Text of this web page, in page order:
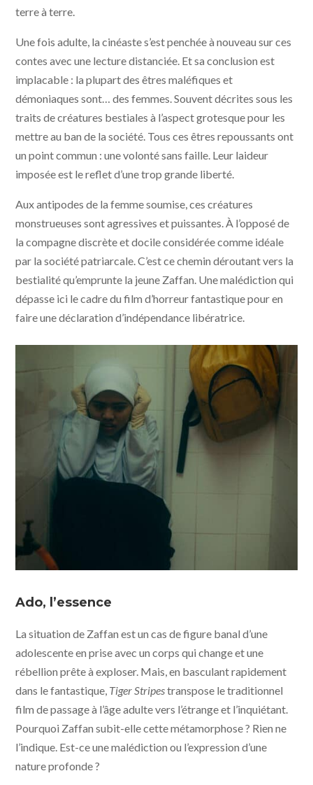
terre à terre.
Une fois adulte, la cinéaste s’est penchée à nouveau sur ces
contes avec une lecture distanciée. Et sa conclusion est
implacable : la plupart des êtres maléfiques et
démoniaques sont… des femmes. Souvent décrites sous les
traits de créatures bestiales à l’aspect grotesque pour les
mettre au ban de la société. Tous ces êtres repoussants ont
un point commun : une volonté sans faille. Leur laideur
imposée est le reflet d’une trop grande liberté.
Aux antipodes de la femme soumise, ces créatures
monstrueuses sont agressives et puissantes. À l’opposé de
la compagne discrète et docile considérée comme idéale
par la société patriarcale. C’est ce chemin déroutant vers la
bestialité qu’emprunte la jeune Zaffan. Une malédiction qui
dépasse ici le cadre du film d’horreur fantastique pour en
faire une déclaration d’indépendance libératrice.
Forward Entertainment, Akanga Film Asia, Still Moving,
fête
Ado, l’essence
La situation de Zaffan est un cas de figure banal d’une
adolescente en prise avec un corps qui change et une
rébellion prête à exploser. Mais, en basculant rapidement
dans le fantastique, Tiger Stripestranspose le traditionnel
film de passage à l’âge adulte vers l’étrange et l’inquiétant.
Pourquoi Zaffan subit-elle cette métamorphose ? Rien ne
l’indique. Est-ce une malédiction ou l’expression d’une
nature profonde ?